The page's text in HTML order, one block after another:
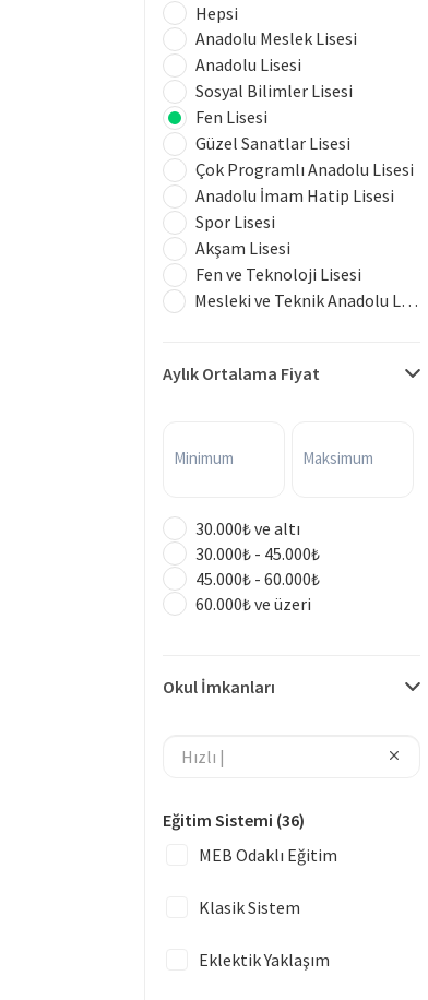
Hepsi
Anadolu Meslek Lisesi
Anadolu Lisesi
Sosyal Bilimler Lisesi
Fen Lisesi
Güzel Sanatlar Lisesi
Çok Programlı Anadolu Lisesi
Anadolu İmam Hatip Lisesi
Spor Lisesi
Akşam Lisesi
Fen ve Teknoloji Lisesi
Mesleki ve Teknik Anadolu Lisesi
Aylık Ortalama Fiyat
Minimum Maksimum
30.000₺ ve altı
30.000₺ - 45.000₺
45.000₺ - 60.000₺
60.000₺ ve üzeri
Okul İmkanları
Eğitim Sistemi (36)
MEB Odaklı Eğitim
Klasik Sistem
Eklektik Yaklaşım